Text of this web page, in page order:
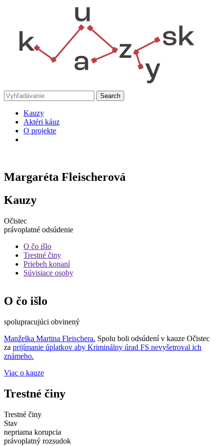
Kauzy
Aktéri káuz
O projekte
Margaréta Fleischerová
Kauzy
Očistec
právoplatné odsúdenie
O čo išlo
Trestné činy
Priebeh konaní
Súvisiace osoby
O čo išlo
spolupracujúci obvinený
Manželka Martina Fleischera. Spolu boli odsúdení v kauze Očistec
za prijímanie úplatkov aby Kriminálny úrad FS nevyšetroval ich
známeho.
Viac o kauze
Trestné činy
Trestné činy
Stav
nepriama korupcia
právoplatný rozsudok